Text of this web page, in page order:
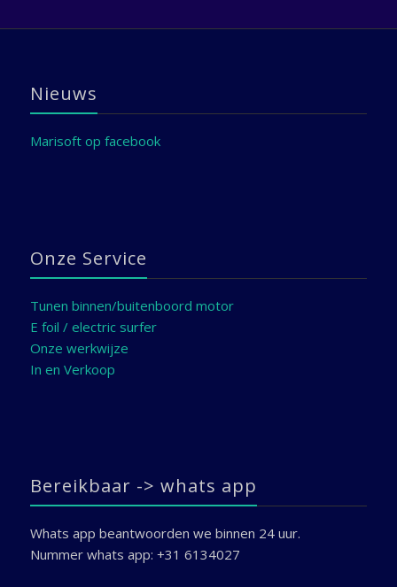
Nieuws
Marisoft op facebook
Onze Service
Tunen binnen/buitenboord motor
E foil / electric surfer
Onze werkwijze
In en Verkoop
Bereikbaar -> whats app
Whats app beantwoorden we binnen 24 uur.
Nummer whats app: +31 6134027